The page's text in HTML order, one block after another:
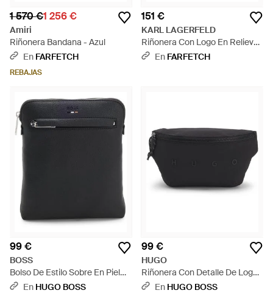
1 570 €1 256 €
Amiri
Riñonera Bandana - Azul
En FARFETCH
REBAJAS
151 €
KARL LAGERFELD
Riñonera Con Logo En Relieve
Y Bolsillo Frontal - Negro
En FARFETCH
99 €
BOSS
Bolso De Estilo Sobre En Piel
Sintética Granulada Con Raya
En HUGO BOSS
99 €
HUGO
Riñonera Con Detalle De Logo
Espaciado - Negro
En HUGO BOSS